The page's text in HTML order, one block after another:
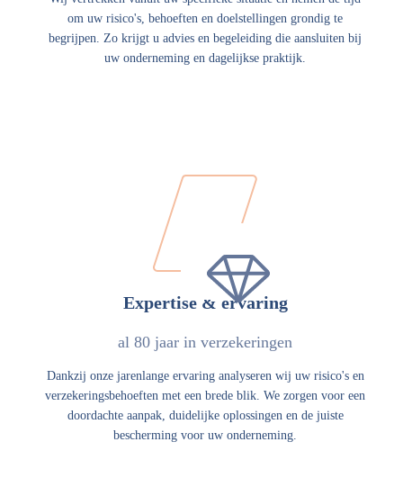
om uw risico's, behoeften en doelstellingen grondig te
begrijpen. Zo krijgt u advies en begeleiding die aansluiten bij
uw onderneming en dagelijkse praktijk.
Expertise & ervaring
al 80 jaar in verzekeringen
Dankzij onze jarenlange ervaring analyseren wij uw risico's en
verzekeringsbehoeften met een brede blik. We zorgen voor een
doordachte aanpak, duidelijke oplossingen en de juiste
bescherming voor uw onderneming.